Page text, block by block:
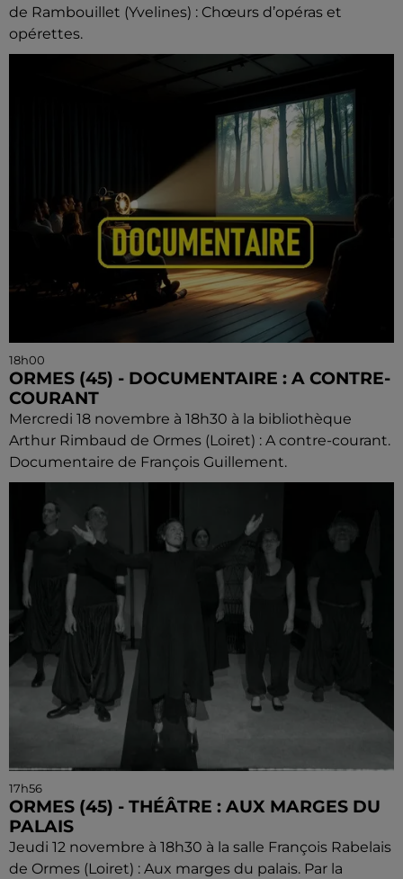
de Rambouillet (Yvelines) : Chœurs d’opéras et
opérettes.
18h00
ORMES (45) - DOCUMENTAIRE : A CONTRE-
COURANT
Mercredi 18 novembre à 18h30 à la bibliothèque
Arthur Rimbaud de Ormes (Loiret) : A contre-courant.
Documentaire de François Guillement.
17h56
ORMES (45) - THÉÂTRE : AUX MARGES DU
PALAIS
Jeudi 12 novembre à 18h30 à la salle François Rabelais
de Ormes (Loiret) : Aux marges du palais. Par la